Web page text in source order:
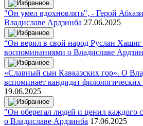
"Он умел вдохновлять", - Герой
Владиславе Ардзинба 27.06.2025
“Он верил в свой народ Руслан Хашиг
воспоминаниями о Владиславе
«Славный сын Кавказских гор». О
вспоминает кандидат
19.06.2025
"Он оберегал людей и ценил каждого
о Владиславе Ардзинба 17.06.2025